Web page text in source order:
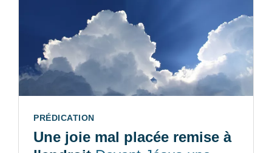
TYPE:
PRÉDICATION
Une joie mal placée remise à